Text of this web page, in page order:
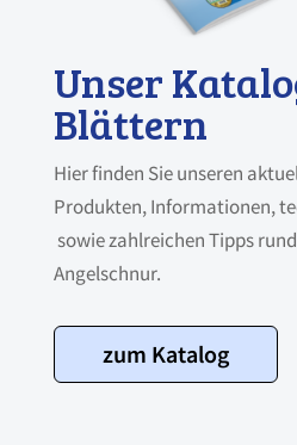
Unser
Blättern
Hier finden Sie unseren
Produkten, Informationen,
sowie zahlreichen Tipps
Angelschnur.
zum Katalog